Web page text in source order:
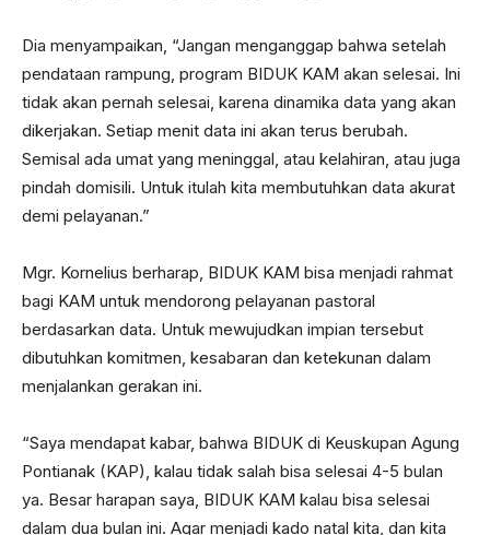
Dia menyampaikan, “Jangan menganggap bahwa setelah
pendataan rampung, program BIDUK KAM akan selesai. Ini
tidak akan pernah selesai, karena dinamika data yang akan
dikerjakan. Setiap menit data ini akan terus berubah.
Semisal ada umat yang meninggal, atau kelahiran, atau juga
pindah domisili. Untuk itulah kita membutuhkan data akurat
demi pelayanan.”
Mgr. Kornelius berharap, BIDUK KAM bisa menjadi rahmat
bagi KAM untuk mendorong pelayanan pastoral
berdasarkan data. Untuk mewujudkan impian tersebut
dibutuhkan komitmen, kesabaran dan ketekunan dalam
menjalankan gerakan ini.
“Saya mendapat kabar, bahwa BIDUK di Keuskupan Agung
Pontianak (KAP), kalau tidak salah bisa selesai 4-5 bulan
ya. Besar harapan saya, BIDUK KAM kalau bisa selesai
dalam dua bulan ini. Agar menjadi kado natal kita, dan kita